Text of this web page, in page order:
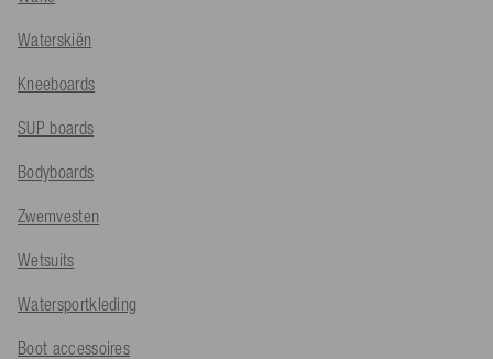
Waterskiën
Kneeboards
SUP boards
Bodyboards
Zwemvesten
Wetsuits
Watersportkleding
Boot accessoires